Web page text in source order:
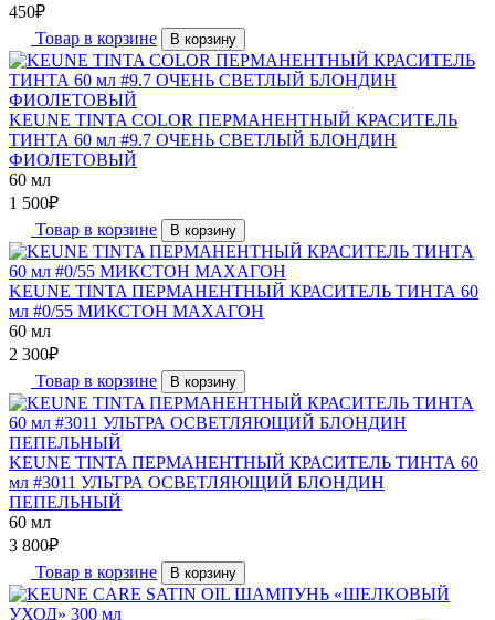
450₽
Товар в корзине
В корзину
KEUNE TINTA COLOR ПЕРМАНЕНТНЫЙ КРАСИТЕЛЬ
ТИНТА 60 мл #9.7 ОЧЕНЬ СВЕТЛЫЙ БЛОНДИН
ФИОЛЕТОВЫЙ
60 мл
1 500₽
Товар в корзине
В корзину
KEUNE TINTA ПЕРМАНЕНТНЫЙ КРАСИТЕЛЬ ТИНТА 60
мл #0/55 МИКСТОН МАХАГОН
60 мл
2 300₽
Товар в корзине
В корзину
KEUNE TINTA ПЕРМАНЕНТНЫЙ КРАСИТЕЛЬ ТИНТА 60
мл #3011 УЛЬТРА ОСВЕТЛЯЮЩИЙ БЛОНДИН
ПЕПЕЛЬНЫЙ
60 мл
3 800₽
Товар в корзине
В корзину